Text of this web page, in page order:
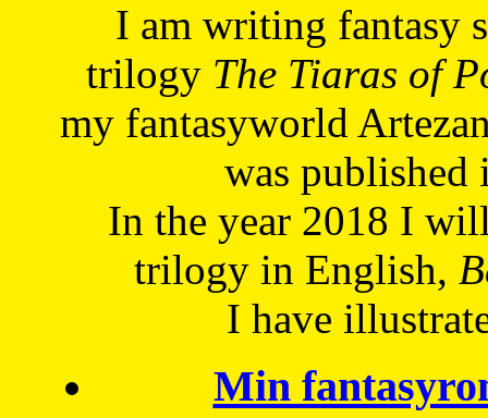
I am writing fantasy
trilogy The Tiaras of
my fantasyworld
was published
In the year 2018 I
trilogy in English,
I have
Min